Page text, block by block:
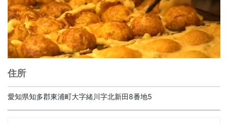
住所
愛知県知多郡東浦町大字緒川字北新田8番地5